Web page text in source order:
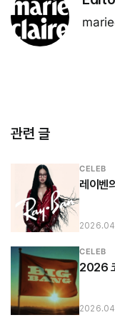
관련 글
CELEB
레이벤
CELEB
2026